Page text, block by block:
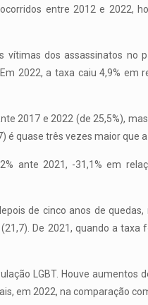
entre 2012 e 2022,
vítimas dos assassinatos no
2022, a taxa caiu 4,9% em
2017 e 2022 (de 25,5%),
quase três vezes maior que a
ante 2021, -31,1% em
de cinco anos de
De 2021, quando a taxa
LGBT. Houve aumentos
em 2022, na comparação